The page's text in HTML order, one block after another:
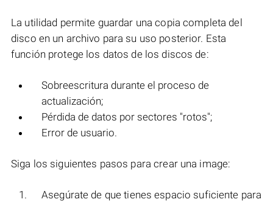
La utilidad permite guardar una copia completa del
disco en un archivo para su uso posterior. Esta
función protege los datos de los discos de:
Sobreescritura durante el proceso de
actualización;
Pérdida de datos por sectores "rotos";
Error de usuario.
Siga los siguientes pasos para crear una image:
Asegúrate de que tienes espacio suficiente para